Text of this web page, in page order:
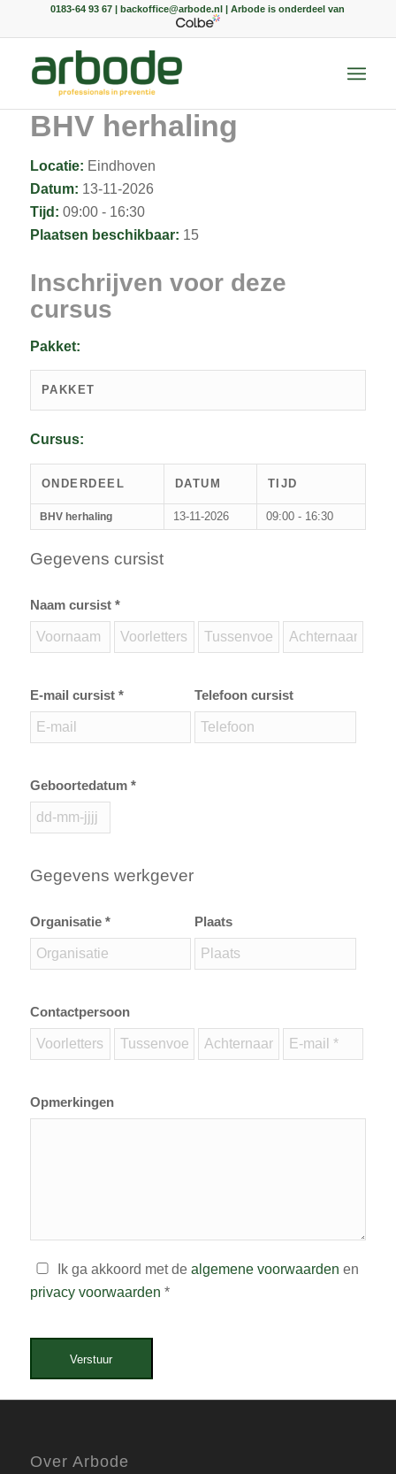
0183-64 93 67 | backoffice@arbode.nl | Arbode is onderdeel van
BHV herhaling
Locatie: Eindhoven
Datum: 13-11-2026
Tijd: 09:00 - 16:30
Plaatsen beschikbaar: 15
Inschrijven voor deze
cursus
Pakket:
PAKKET
Cursus:
ONDERDEEL DATUM TIJD
BHV herhaling 13-11-2026 09:00 - 16:30
Gegevens cursist
Naam cursist *
E-mail cursist * Telefoon cursist
Geboortedatum *
Gegevens werkgever
Organisatie * Plaats
Contactpersoon
Opmerkingen
Ik ga akkoord met de algemene voorwaarden en
privacy voorwaarden *
Verstuur
Over Arbode